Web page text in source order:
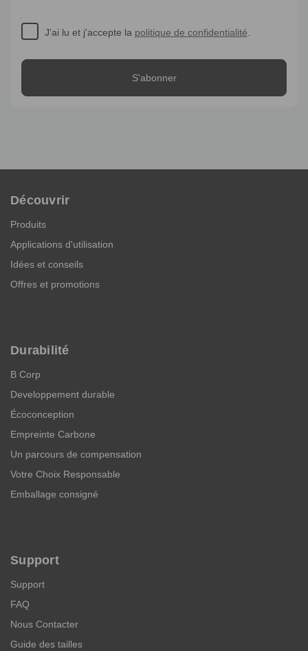
J'ai lu et j'accepte la politique de confidentialité.
Découvrir
Produits
Applications d'utilisation
Idées et conseils
Offres et promotions
Durabilité
B Corp
Developpement durable
Écoconception
Empreinte Carbone
Un parcours de compensation
Votre Choix Responsable
Emballage consigné
Support
Support
FAQ
Nous Contacter
Guide des tailles